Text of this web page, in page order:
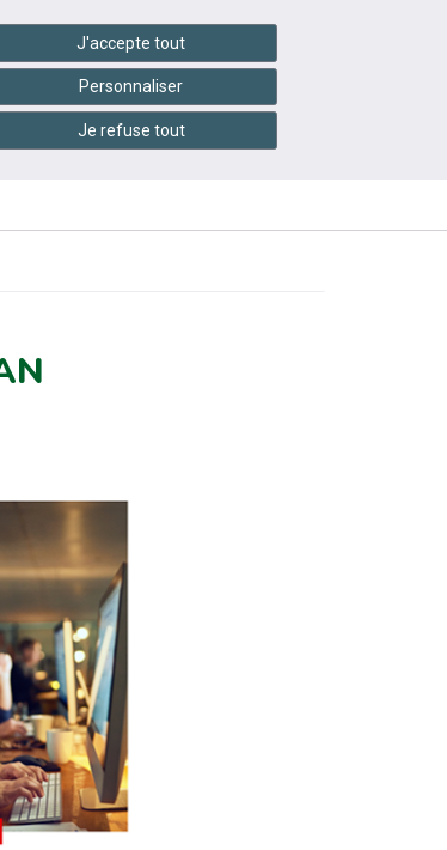
handshake Services en ligne
ÉVÉNEMENTS
PRATIQUES
J'accepte tout
Personnaliser
Je refuse tout